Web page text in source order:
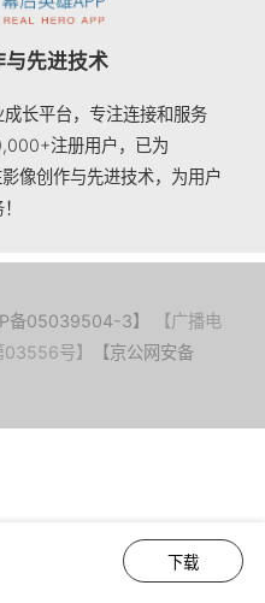
与先进技术
长平台，专注连接和服务
注册用户，已为
像创作与先进技术，为用户
备05039504-3】
【广播电
号】
【京公网安备
下载